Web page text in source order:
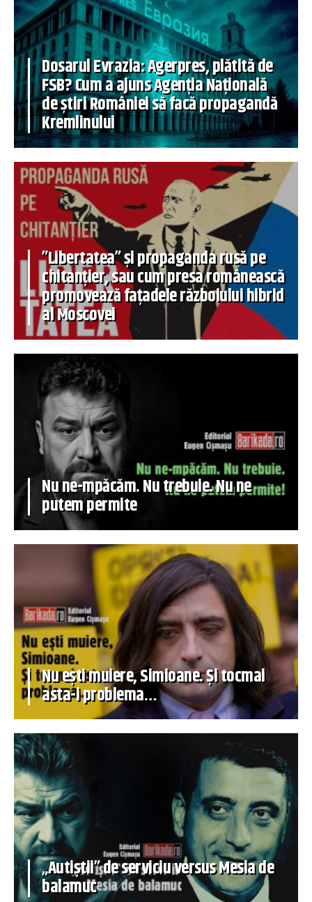
Dosarul Evrazia: Agerpres, plătită de
FSB? Cum a ajuns Agenția Națională
de știri României să facă propagandă
Kremlinului
”Libertatea” și propaganda rusă pe
chitanțier, sau cum presa românească
promovează fațadele războiului hibrid
al Moscovei
Nu ne-mpăcăm. Nu trebuie. Nu ne
putem permite
Nu ești muiere, Simioane. Și tocmai
asta-i problema…
„Autiștii” de serviciu versus Mesia de
balamuc